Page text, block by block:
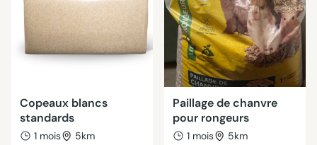
Copeaux blancs
standards
1 mois 5km
Paillage de chanvre
pour rongeurs
1 mois 5km